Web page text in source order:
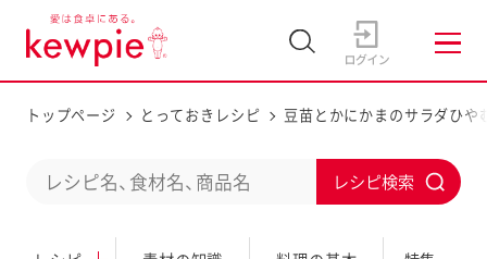
トップページ とっておきレシピ 豆苗とかにかまのサラダひや